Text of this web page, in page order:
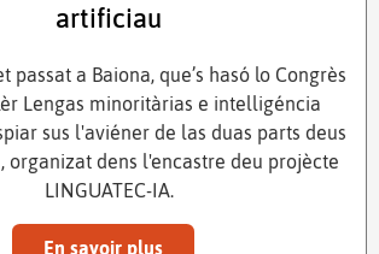
artificiau
passat a Baiona, que’s hasó lo Congrès
Lengas minoritàrias e intelligéncia
sus l'aviéner de las duas parts deus
organizat dens l'encastre deu projècte
LINGUATEC-IA.
En savoir plus